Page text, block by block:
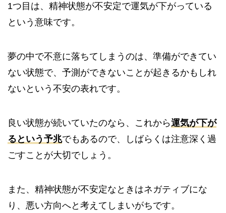
1つ目は、精神状態が不安定で運気が下がっている
という意味です。
夢の中で不意に落ちてしまうのは、準備ができてい
ない状態で、予測ができないことが起きるかもしれ
ないという不安の表れです。
良い状態が続いていたのなら、これから運気が下が
るという予兆でもあるので、しばらくは注意深く過
ごすことが大切でしょう。
また、精神状態が不安定なときはネガティブにな
り、悪い方向へと考えてしまいがちです。